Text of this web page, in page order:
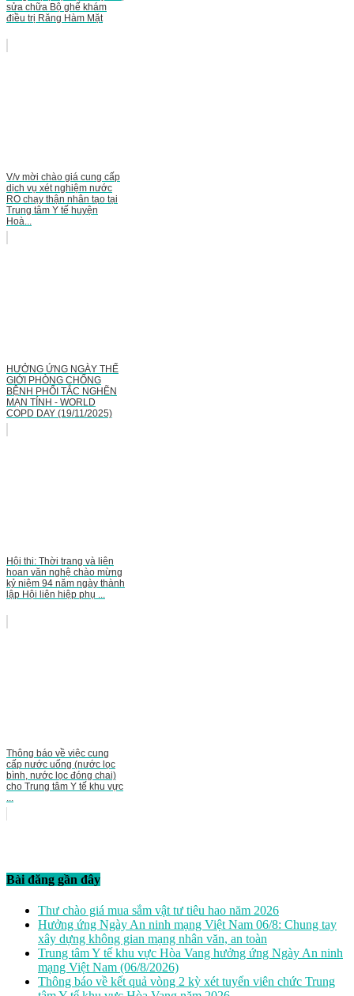
sửa chữa Bộ ghế khám
điều trị Răng Hàm Mặt
V/v mời chào giá cung cấp
dịch vụ xét nghiệm nước
RO chạy thận nhân tạo tại
Trung tâm Y tế huyện
Hoà...
HƯỞNG ỨNG NGÀY THẾ
GIỚI PHÒNG CHỐNG
BỆNH PHỔI TẮC NGHẼN
MẠN TÍNH - WORLD
COPD DAY (19/11/2025)
Hội thi: Thời trang và liên
hoan văn nghệ chào mừng
kỷ niệm 94 năm ngày thành
lập Hội liên hiệp phụ ...
Thông báo về việc cung
cấp nước uống (nước lọc
bình, nước lọc đóng chai)
cho Trung tâm Y tế khu vực
...
Bài đăng gần đây
Thư chào giá mua sắm vật tư tiêu hao năm 2026
Hưởng ứng Ngày An ninh mạng Việt Nam 06/8: Chung tay
xây dựng không gian mạng nhân văn, an toàn
Trung tâm Y tế khu vực Hòa Vang hưởng ứng Ngày An ninh
mạng Việt Nam (06/8/2026)
Thông báo về kết quả vòng 2 kỳ xét tuyển viên chức Trung